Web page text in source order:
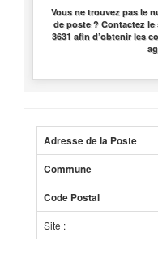
Vous ne trouvez pas le
de poste ? Contactez
3631 afin d’obtenir les
Adresse de la Poste
Commune
Code Postal
Site :